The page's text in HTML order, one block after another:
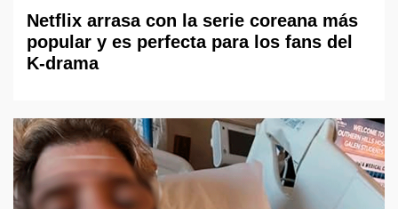
Netflix arrasa con la serie coreana más
popular y es perfecta para los fans del
K-drama